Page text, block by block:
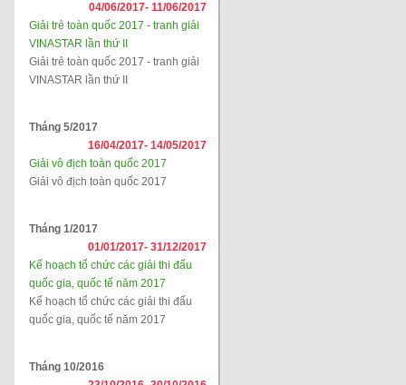
04/06/2017- 11/06/2017
Giải trẻ toàn quốc 2017 - tranh giải
VINASTAR lần thứ II
Giải trẻ toàn quốc 2017 - tranh giải
VINASTAR lần thứ II
Tháng 5/2017
16/04/2017- 14/05/2017
Giải vô địch toàn quốc 2017
Giải vô địch toàn quốc 2017
Tháng 1/2017
01/01/2017- 31/12/2017
Kế hoạch tổ chức các giải thi đấu
quốc gia, quốc tế năm 2017
Kế hoạch tổ chức các giải thi đấu
quốc gia, quốc tế năm 2017
Tháng 10/2016